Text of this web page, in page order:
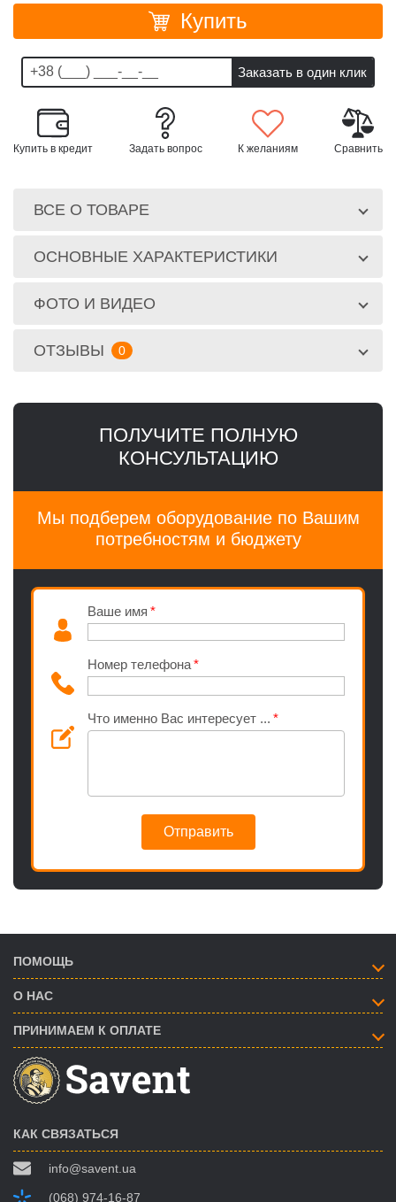
Купить
Купить в кредит Задать вопрос К желаниям Сравнить
ВСЕ О ТОВАРЕ
ОСНОВНЫЕ ХАРАКТЕРИСТИКИ
ФОТО И ВИДЕО
ОТЗЫВЫ 0
ПОЛУЧИТЕ ПОЛНУЮ
КОНСУЛЬТАЦИЮ
Мы подберем оборудование по Вашим
потребностям и бюджету
Ваше имя
Номер телефона
Что именно Вас интересует ...
Отправить
ПОМОЩЬ
О НАС
ПРИНИМАЕМ К ОПЛАТЕ
КАК СВЯЗАТЬСЯ
info@savent.ua
(068) 974-16-87